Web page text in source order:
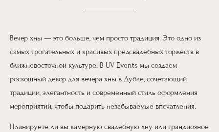
Вечер хны — это больше, чем просто традиция. Это одно из
самых трогательных и красивых предсвадебных торжеств в
ближневосточной культуре. В UV Events мы создаем
роскошный декор для вечера хны в Дубае, сочетающий
традиции, элегантность и современный стиль оформления
мероприятий, чтобы подарить незабываемые впечатления.
Планируете ли вы камерную свадебную хну или грандиозное